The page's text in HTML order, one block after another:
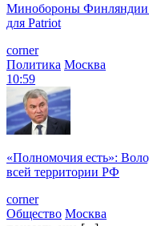
Минобороны Финляндии
для Patriot
corner
Политика Москва
10:59
«Полномочия есть»:
всей территории РФ
corner
Общество Москва